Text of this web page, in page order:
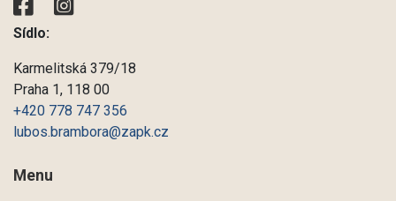
Sídlo:
Karmelitská 379/18
Praha 1, 118 00
+420 778 747 356
lubos.brambora@zapk.cz
Menu